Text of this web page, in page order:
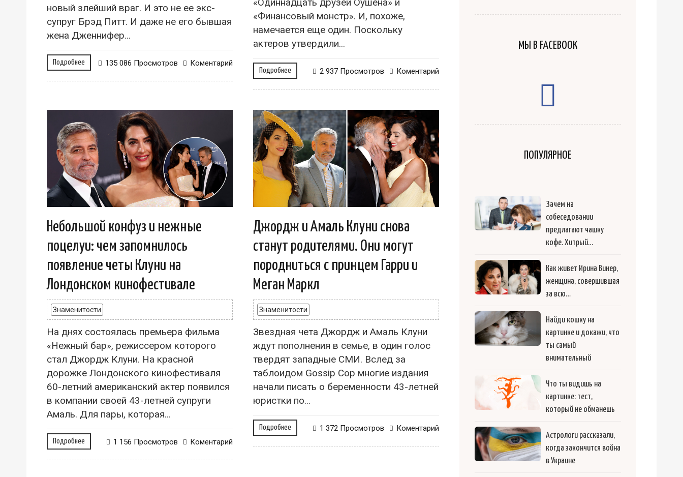
новый злейший враг. И это не ее экс-
супруг Брэд Питт. И даже не его бывшая
жена Дженнифер...
Подробнее Коментарий
135 086 Просмотров
«Финансовый монстр». И, похоже,
намечается еще один. Поскольку
актеров утвердили...
Подробнее Коментарий
2 937 Просмотров
Небольшой конфуз и нежные
поцелуи: чем запомнилось
появление четы Клуни на
Лондонском кинофестивале
Знаменитости
На днях состоялась премьера фильма
«Нежный бар», режиссером которого
стал Джордж Клуни. На красной
дорожке Лондонского кинофестиваля
60-летний американский актер появился
в компании своей 43-летней супруги
Амаль. Для пары, которая...
Подробнее Коментарий
1 156 Просмотров
Джордж и Амаль Клуни снова
станут родителями. Они могут
породниться с принцем Гарри и
Меган Маркл
Знаменитости
Звездная чета Джордж и Амаль Клуни
ждут пополнения в семье, в один голос
твердят западные СМИ. Вслед за
таблоидом Gossip Cop многие издания
начали писать о беременности 43-летней
юристки по...
Подробнее Коментарий
1 372 Просмотров
МЫ В FACEBOOK
ПОПУЛЯРНОЕ
Зачем на
собеседовании
предлагают чашку
кофе. Хитрый…
Как живет Ирина Винер,
женщина, совершившая
за всю…
Найди кошку на
картинке и докажи, что
ты самый
внимательный
Что ты видишь на
картинке: тест,
который не обманешь
Астрологи рассказали,
когда закончится война
в Украине